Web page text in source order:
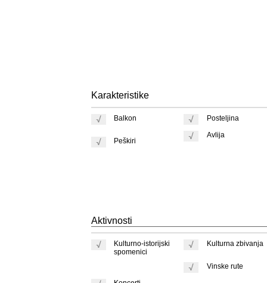
Karakteristike
Balkon Posteljina
Peškiri
Avlija
Aktivnosti
Kulturno-istorijski
spomenici
Kulturna zbivanja
Vinske rute